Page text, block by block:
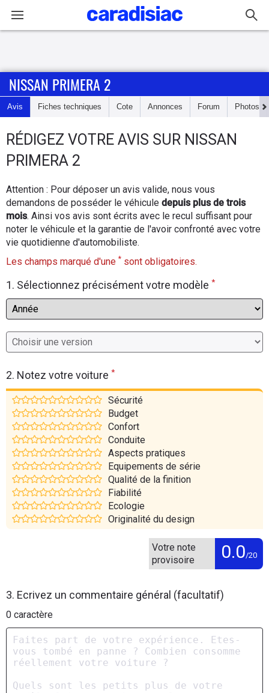
Accueil
Actu
Essais
d'achat
Electriques
Flottes
Auto
Moto
Marques
NISSAN PRIMERA 2
Avis Fiches techniques Cote Annonces Forum Photos
RÉDIGEZ VOTRE AVIS SUR NISSAN
PRIMERA 2
Attention : Pour déposer un avis valide, nous vous
demandons de posséder le véhicule depuis plus de trois
mois. Ainsi vos avis sont écrits avec le recul suffisant pour
noter le véhicule et la garantie de l'avoir confronté avec votre
vie quotidienne d'automobiliste.
Les champs marqué d'une * sont obligatoires.
1. Sélectionnez précisément votre modèle *
2. Notez votre voiture *
Sécurité
Budget
Confort
Conduite
Aspects pratiques
Equipements de série
Qualité de la finition
Fiabilité
Ecologie
Originalité du design
Votre note
provisoire
0.0/20
3. Ecrivez un commentaire général (facultatif)
0 caractère